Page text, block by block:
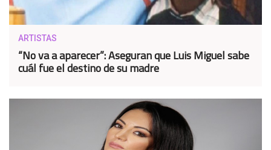
ARTISTAS
“No va a aparecer”: Aseguran que Luis Miguel sabe
cuál fue el destino de su madre